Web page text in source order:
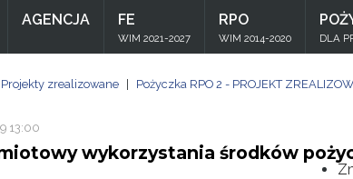
AGENCJA FE
WIM 2021-2027
RPO
WIM 2014-2020 DLA
Projekty zrealizowane Pożyczka RPO 2 - PROJEKT
13:00
wykorzystania środków